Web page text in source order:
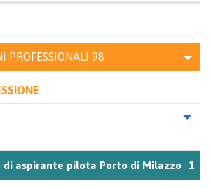
PROFESSIONALI 98
di aspirante pilota Porto di Milazzo 1